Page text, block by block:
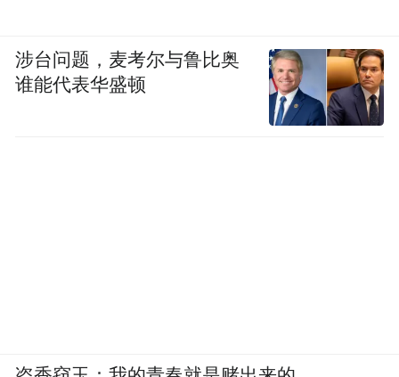
涉台问题，麦考尔与鲁比奥
谁能代表华盛顿